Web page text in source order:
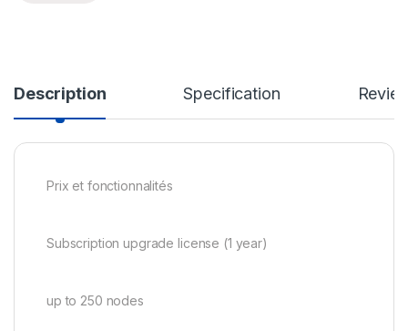
Description Specification
Prix et fonctionnalités
Subscription upgrade license (1 year)
up to 250 nodes